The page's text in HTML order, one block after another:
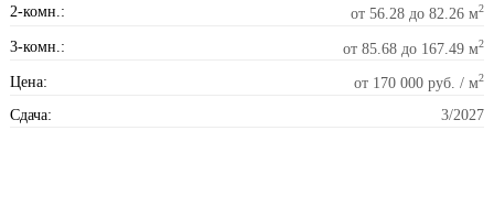
2-комн.: от 56.28 до 82.26 м2
3-комн.: от 85.68 до 167.49 м2
Цена: от 170 000 руб. / м2
Сдача: 3/2027